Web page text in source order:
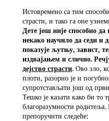
Истовремено са тим
страсти, и тако га оне
Дете још није способно да
некако научило да седи и
показује љутњу, завист,
издвајањем и слично.
дејство страсти. Ово зло,
плоти, разорно је и
супротстављати још од
Тешко је казати како би то
благоразумности
препоручити следеће: